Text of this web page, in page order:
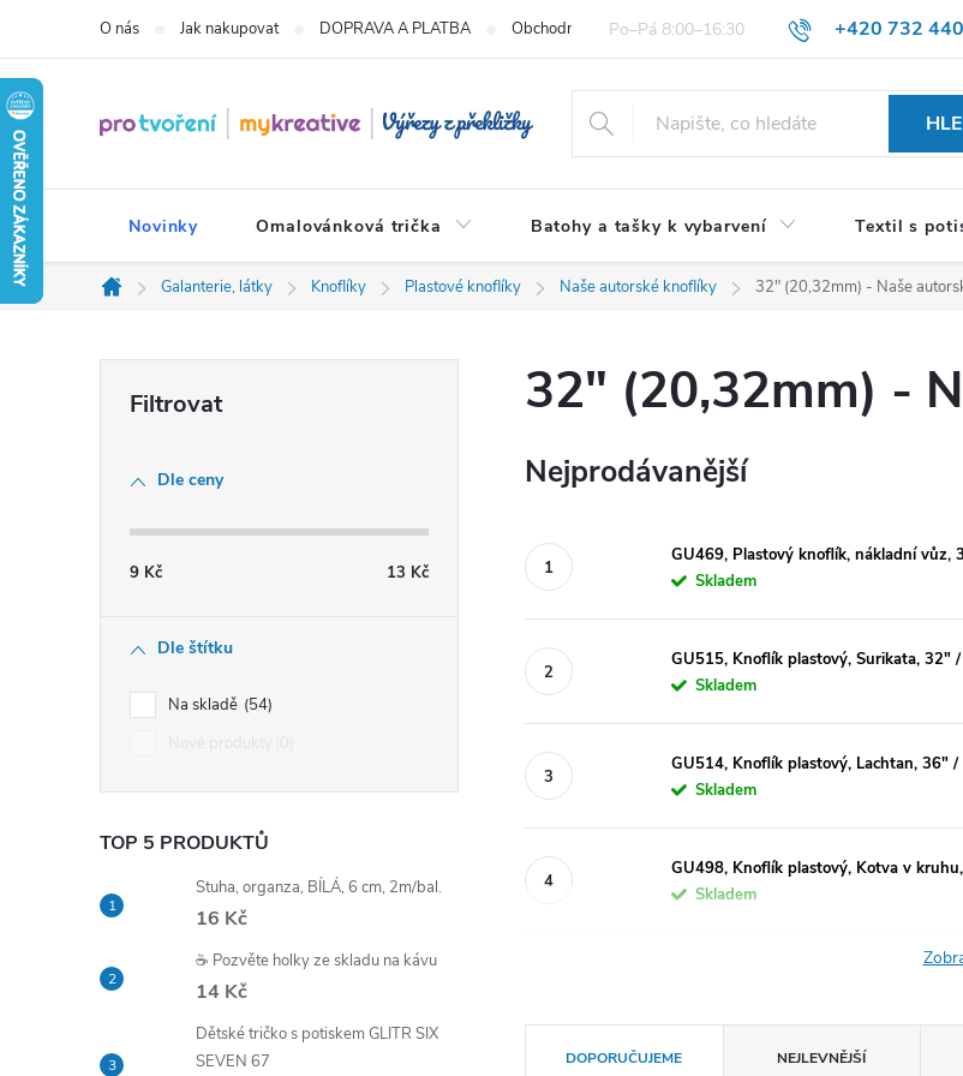
obsah
+420 732
O nás Jak nakupovat DOPRAVA A PLATBA Obchodní podmínky pro spotřebitele VŠEOBECNÉ
Novinky Omalovánková trička Batohy a tašky k vybarvení Textil s
Domů
Galanterie, látky Knoflíky Plastové knoflíky Naše autorské knoflíky 32" (20,32mm) - Naše
n
í
p
a
n
Dle ceny
9 Kč 13 Kč
Dle štítku
Na skladě 54
TOP 5 PRODUKTŮ
Stuha, organza, BÍLÁ, 6 cm, 2m/bal.
16 Kč
☕ Pozvěte holky ze skladu na kávu
14 Kč
Dětské tričko s potiskem GLITR SIX
SEVEN 67
32" (20,32mm) -
Nejprodávanější
GU469, Plastový knoflík, nákladní vůz,
Skladem
GU515, Knoflík plastový, Surikata, 32"
Skladem
GU514, Knoflík plastový, Lachtan, 36" /
Skladem
GU498, Knoflík plastový, Kotva v
Skladem
DOPORUČUJEME NEJLEVNĚJŠÍ